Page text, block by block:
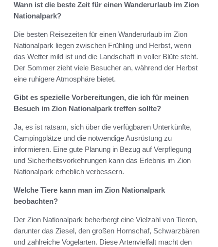
Wann ist die beste Zeit für einen Wanderurlaub im Zion
Nationalpark?
Die besten Reisezeiten für einen Wanderurlaub im Zion
Nationalpark liegen zwischen Frühling und Herbst, wenn
das Wetter mild ist und die Landschaft in voller Blüte steht.
Der Sommer zieht viele Besucher an, während der Herbst
eine ruhigere Atmosphäre bietet.
Gibt es spezielle Vorbereitungen, die ich für meinen
Besuch im Zion Nationalpark treffen sollte?
Ja, es ist ratsam, sich über die verfügbaren Unterkünfte,
Campingplätze und die notwendige Ausrüstung zu
informieren. Eine gute Planung in Bezug auf Verpflegung
und Sicherheitsvorkehrungen kann das Erlebnis im Zion
Nationalpark erheblich verbessern.
Welche Tiere kann man im Zion Nationalpark
beobachten?
Der Zion Nationalpark beherbergt eine Vielzahl von Tieren,
darunter das Ziesel, den großen Hornschaf, Schwarzbären
und zahlreiche Vogelarten. Diese Artenvielfalt macht den